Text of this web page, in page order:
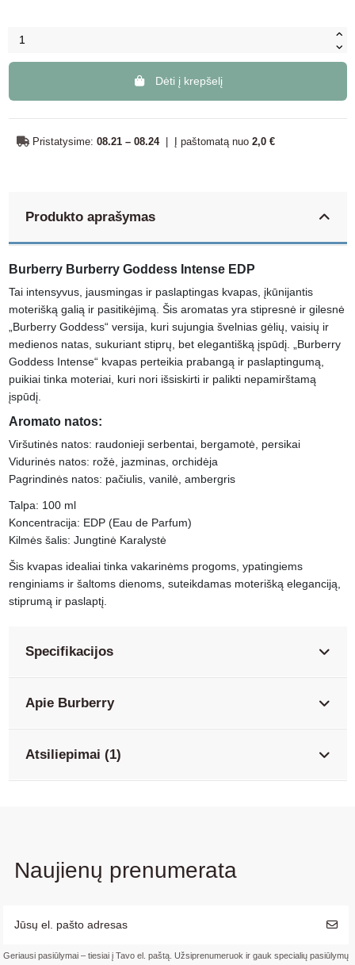
Dėti į krepšelį
Pristatysime: 08.21 – 08.24 Į paštomatą nuo 2,0 €
Produkto aprašymas
Burberry Burberry Goddess Intense EDP
Tai intensyvus, jausmingas ir paslaptingas kvapas, įkūnijantis
moterišką galią ir pasitikėjimą. Šis aromatas yra stipresnė ir gilesnė
„Burberry Goddess“ versija, kuri sujungia švelnias gėlių, vaisių ir
medienos natas, sukuriant stiprų, bet elegantišką įspūdį. „Burberry
Goddess Intense“ kvapas perteikia prabangą ir paslaptingumą,
puikiai tinka moteriai, kuri nori išsiskirti ir palikti nepamirštamą
įspūdį.
Aromato natos:
Viršutinės natos: raudonieji serbentai, bergamotė, persikai
Vidurinės natos: rožė, jazminas, orchidėja
Pagrindinės natos: pačiulis, vanilė, ambergris
Talpa: 100 ml
Koncentracija: EDP (Eau de Parfum)
Kilmės šalis: Jungtinė Karalystė
Šis kvapas idealiai tinka vakarinėms progoms, ypatingiems
renginiams ir šaltoms dienoms, suteikdamas moterišką eleganciją,
stiprumą ir paslaptį.
Specifikacijos
Apie Burberry
Atsiliepimai (1)
Naujienų prenumerata
Geriausi pasiūlymai – tiesiai į Tavo el. paštą. Užsiprenumeruok ir gauk specialių pasiūlymų